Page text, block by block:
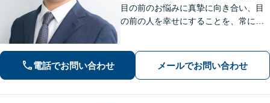
目の前のお悩みに真摯に向き合い、目
の前の人を幸せにすることを、常にこ
します。お困りの方は、お気軽にご相
談ください。
電話でお問い合わせ メールでお問い合わせ